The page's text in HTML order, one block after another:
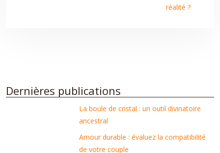
réalité ?
Dernières publications
La boule de cristal : un outil divinatoire
ancestral
Amour durable : évaluez la compatibilité
de votre couple